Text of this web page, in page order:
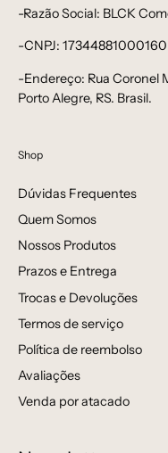
-Razão Social: BLCK
-CNPJ: 17344881000160
-Endereço: Rua Coronel
Porto Alegre, RS. Brasil.
Shop
Dúvidas Frequentes
Quem Somos
Nossos Produtos
Prazos e Entrega
Trocas e Devoluções
Termos de serviço
Política de reembolso
Avaliações
Venda por atacado